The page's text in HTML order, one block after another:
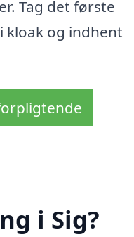
Tag det første
kloak og indhent
i Sig?